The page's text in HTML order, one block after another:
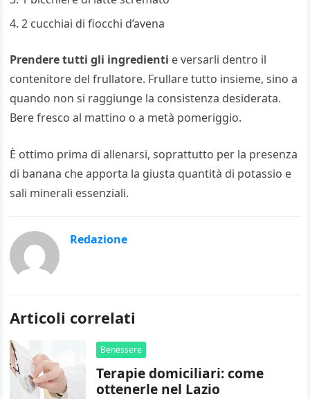
2 cucchiai di fiocchi d’avena
Prendere tutti gli ingredienti e versarli dentro il
contenitore del frullatore. Frullare tutto insieme, sino a
quando non si raggiunge la consistenza desiderata.
Bere fresco al mattino o a metà pomeriggio.
È ottimo prima di allenarsi, soprattutto per la presenza
di banana che apporta la giusta quantità di potassio e
sali minerali essenziali.
Redazione
Articoli correlati
Benessere
Terapie domiciliari: come
ottenerle nel Lazio